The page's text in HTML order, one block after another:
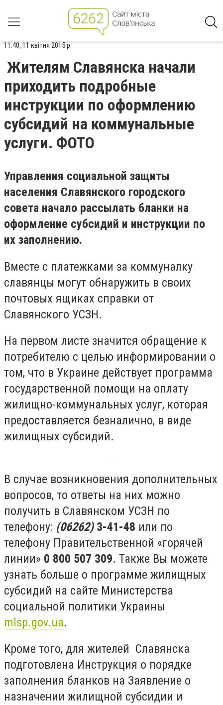
11:40, 11 квітня 2015 р.
Жителям Славянска начали
приходить подробные
инструкции по оформлению
субсидий на коммунальные
услуги. ФОТО
Управления социальной защиты
населения Славянского городского
совета начало рассылать бланки на
оформление субсидий и инструкции по
их заполнению.
Вместе с платежками за коммуналку
славянцы могут обнаружить в своих
почтовых ящиках справки от
Славянского УСЗН.
На первом листе значится обращение к
потребителю с целью информировании о
том, что в Украине действует программа
государственной помощи на оплату
жилищно-коммунальных услуг, которая
предоставляется безналично, в виде
жилищных субсидий.
В случае возникновения дополнительных
вопросов, то ответы на них можно
получить в Славянском УСЗН по
телефону: (06262)3-41-48 или по
телефону Правительственной «горячей
линии» 0 800 507 309. Также Вы можете
узнать больше о программе жилищных
субсидий на сайте Министерства
социальной политики Украины
mlsp.gov.ua.
Кроме того, для жителей Славянска
подготовлена Инструкция о порядке
заполнения бланков на Заявление о
назначении жилищной субсидии и